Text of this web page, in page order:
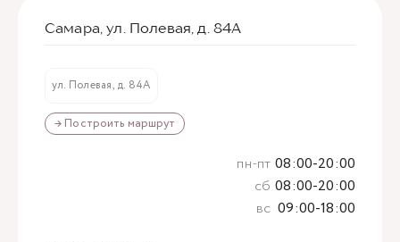
Самара, ул. Полевая, д. 84А
ул. Полевая, д. 84А
→ Построить маршрут
пн-пт 08:00-20:00
сб 08:00-20:00
вс 09:00-18:00